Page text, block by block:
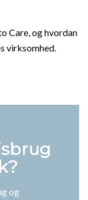
Care, og hvordan
virksomhed.
og